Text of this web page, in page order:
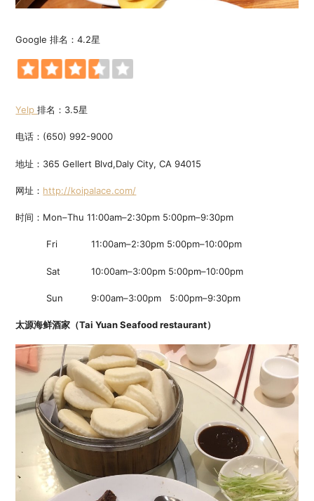
Google 排名：4.2星
Yelp排名：3.5星
电话：(650) 992-9000
地址：365 Gellert Blvd,Daly City, CA 94015
网址： http://koipalace.com/
时间：Mon–Thu 11:00am–2:30pm 5:00pm–9:30pm
Fri 11:00am–2:30pm 5:00pm–10:00pm
Sat 10:00am–3:00pm 5:00pm–10:00pm
Sun 9:00am–3:00pm 5:00pm–9:30pm
太源海鲜酒家（Tai Yuan Seafood restaurant）